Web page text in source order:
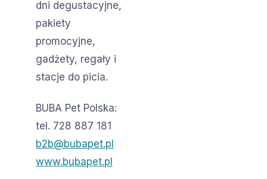
dni degustacyjne,
pakiety
promocyjne,
gadżety, regały i
stacje do picia.
BUBA Pet Polska:
tel. 728 887 181
b2b@bubapet.pl
www.bubapet.pl